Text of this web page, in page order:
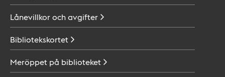
Lånevillkor ochavgifter
Bibliotekskortet
Meröppet på biblioteket